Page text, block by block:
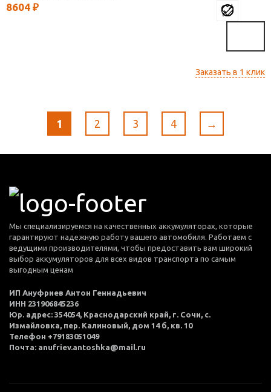
8604 ₽
Заказать в 1 клик
1 2 3 4 →
Мы специализируемся на качественных аккумуляторах, которые
гарантируют надежную работу вашего автомобиля. Работаем с
ведущими производителями, чтобы предоставить вам широкий
выбор аккумуляторов для всех видов транспорта по самым
выгодным ценам
ИП Ануфриев Антон Геннадьевич
ИНН 231906845236
Юр. адрес: 354054, Краснодарский край, г. Сочи, с.
Измайловка, пер. Калиновый, дом 14 б, кв. 10
Телефон +79183051049
Почта: anufriev.antoshka@mail.ru